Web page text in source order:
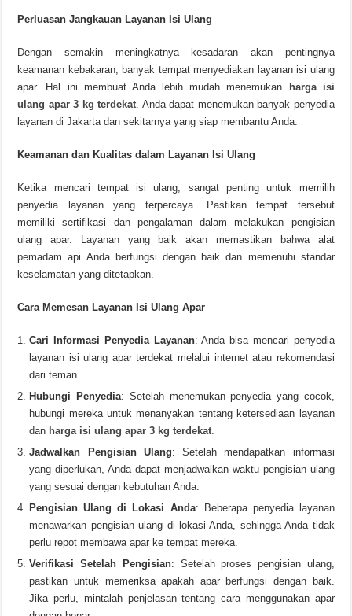
Perluasan Jangkauan Layanan Isi Ulang
Dengan semakin meningkatnya kesadaran akan pentingnya
keamanan kebakaran, banyak tempat menyediakan layanan isi ulang
apar. Hal ini membuat Anda lebih mudah menemukan
harga isi
ulang apar 3 kg terdekat. Anda dapat menemukan banyak penyedia
layanan di Jakarta dan sekitarnya yang siap membantu Anda.
Keamanan dan Kualitas dalam Layanan Isi Ulang
Ketika mencari tempat isi ulang, sangat penting untuk memilih
penyedia layanan yang terpercaya. Pastikan tempat tersebut
memiliki sertifikasi dan pengalaman dalam melakukan pengisian
ulang apar. Layanan yang baik akan memastikan bahwa alat
pemadam api Anda berfungsi dengan baik dan memenuhi standar
keselamatan yang ditetapkan.
Cara Memesan Layanan Isi Ulang Apar
Cari Informasi Penyedia Layanan: Anda bisa mencari penyedia
layanan isi ulang apar terdekat melalui internet atau rekomendasi
dari teman.
Hubungi Penyedia: Setelah menemukan penyedia yang cocok,
hubungi mereka untuk menanyakan tentang ketersediaan layanan
dan harga isi ulang apar 3 kg terdekat.
Jadwalkan Pengisian Ulang: Setelah mendapatkan informasi
yang diperlukan, Anda dapat menjadwalkan waktu pengisian ulang
yang sesuai dengan kebutuhan Anda.
Pengisian Ulang di Lokasi Anda: Beberapa penyedia layanan
menawarkan pengisian ulang di lokasi Anda, sehingga Anda tidak
perlu repot membawa apar ke tempat mereka.
Verifikasi Setelah Pengisian: Setelah proses pengisian ulang,
pastikan untuk memeriksa apakah apar berfungsi dengan baik.
Jika perlu, mintalah penjelasan tentang cara menggunakan apar